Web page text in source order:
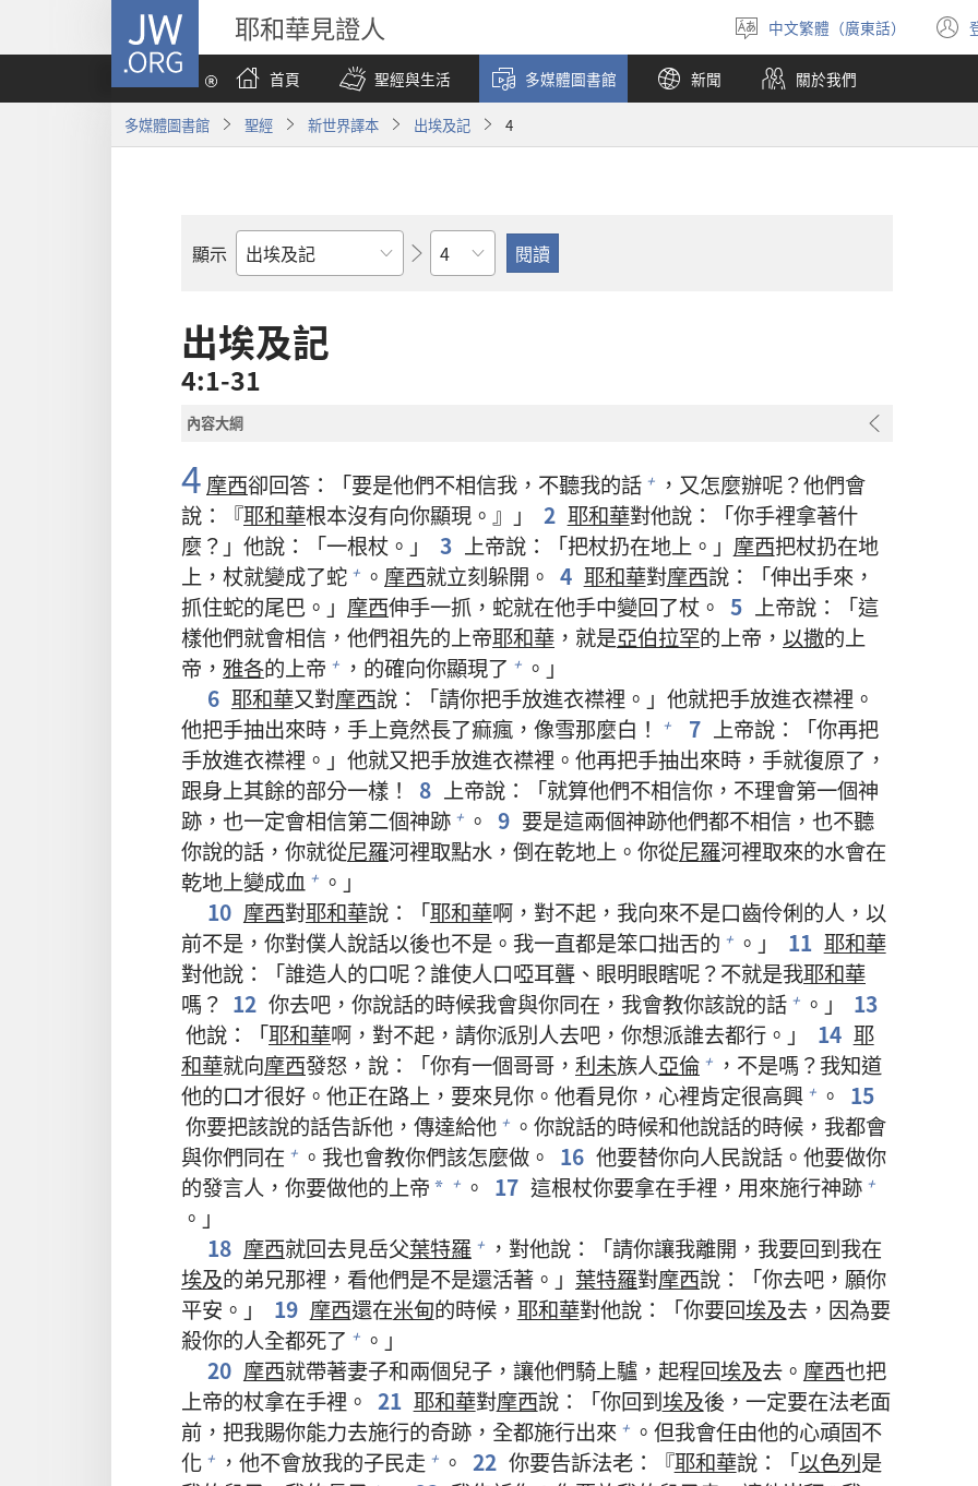
JW.ORG 耶和華見證人
選
擇
語
言
中文繁體（廣東話）
首頁
聖經與生活 多媒體圖書館 新聞 關於我們
多媒體圖書館 聖經 新世界譯本 出埃及記 4
顯示
聖
經
卷
章
出埃及記
4:1-31
內容大綱
4 摩西卻回答：「要是他們不相信我，不聽我的話 + ，又怎麼辦呢？他們會
說：『耶和華根本沒有向你顯現。』」 2 耶和華對他說：「你手裡拿著什
麼？」他說：「一根杖。」
3 上帝說：「把杖扔在地上。」 摩西把杖扔在地
上，杖就變成了蛇 + 。 摩西就立刻躲開。 4 耶和華對摩西說：「伸出手來，
抓住蛇的尾巴。」 摩西伸手一抓，蛇就在他手中變回了杖。 5 上帝說：「這
樣他們就會相信，他們祖先的上帝耶和華 ，就是亞伯拉罕的上帝， 以撒的上
帝， 雅各的上帝 + ，的確向你顯現了 + 。」
6 耶和華又對摩西說：「請你把手放進衣襟裡。」他就把手放進衣襟裡。
他把手抽出來時，手上竟然長了痲瘋，像雪那麼白！
+ 7 上帝說：「你再把
手放進衣襟裡。」他就又把手放進衣襟裡。他再把手抽出來時，手就復原了，
跟身上其餘的部分一樣！
8 上帝說：「就算他們不相信你，不理會第一個神
跡，也一定會相信第二個神跡 + 。 9 要是這兩個神跡他們都不相信，也不聽
你說的話，你就從尼羅河裡取點水，倒在乾地上。你從尼羅河裡取來的水會在
乾地上變成血 + 。」
10 摩西對耶和華說：「耶和華啊，對不起，我向來不是口齒伶俐的人，以
前不是，你對僕人說話以後也不是。我一直都是笨口拙舌的 + 。」 11 耶和華
對他說：「誰造人的口呢？誰使人口啞耳聾、眼明眼瞎呢？不就是我耶和華
嗎？ 12 你去吧，你說話的時候我會與你同在，我會教你該說的話 + 。」
13
他說：「耶和華啊，對不起，請你派別人去吧，你想派誰去都行。」 14 耶
和華就向摩西發怒，說：「你有一個哥哥， 利未族人亞倫 + ，不是嗎？我知道
他的口才很好。他正在路上，要來見你。他看見你，心裡肯定很高興 + 。 15
你要把該說的話告訴他，傳達給他 + 。你說話的時候和他說話的時候，我都會
與你們同在 + 。我也會教你們該怎麼做。 16 他要替你向人民說話。他要做你
的發言人，你要做他的上帝 * + 。 17 這根杖你要拿在手裡，用來施行神跡 +
。」
18 摩西就回去見岳父葉特羅 + ，對他說：「請你讓我離開，我要回到我在
埃及的弟兄那裡，看他們是不是還活著。」 葉特羅對摩西說：「你去吧，願你
平安。」
19 摩西還在米甸的時候， 耶和華對他說：「你要回埃及去，因為要
殺你的人全都死了 + 。」
20 摩西就帶著妻子和兩個兒子，讓他們騎上驢，起程回埃及去。 摩西也把
上帝的杖拿在手裡。 21 耶和華對摩西說：「你回到埃及後，一定要在法老面
前，把我賜你能力去施行的奇跡，全都施行出來 + 。但我會任由他的心頑固不
化 + ，他不會放我的子民走 + 。 22 你要告訴法老：『耶和華說：「以色列是